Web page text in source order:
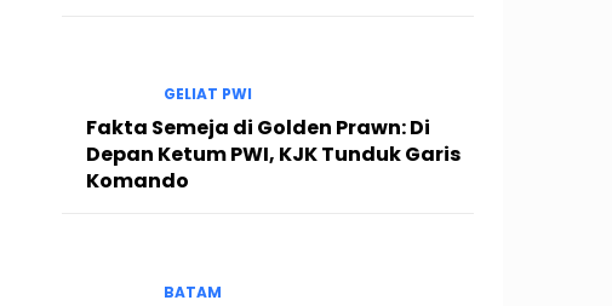
GELIAT PWI
Fakta Semeja di Golden Prawn: Di
Depan Ketum PWI, KJK Tunduk Garis
Komando
BATAM